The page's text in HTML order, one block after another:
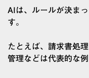
AIは、ルールが決ま
す。
たとえば、請求書処
管理などは代表的な例